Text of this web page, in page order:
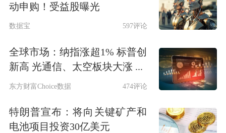
入的，有4.54亿。里外里相减，整个市
场是流出了50亿左右。从北向资金流出
的板块，一定程度上也可以看出今后一
段时间可能会继续调整的板块。
今天打压指数的力量主要来自于有色，
钢铁和大金融。支撑市场做多热情的主
动申购！受益股曝光
数据宝 597评论
全球市场：纳指涨超1% 标普创
新高 光通信、太空板块大涨 ...
东方财富Choice数据 474评论
特朗普宣布：将向关键矿产和
电池项目投资30亿美元